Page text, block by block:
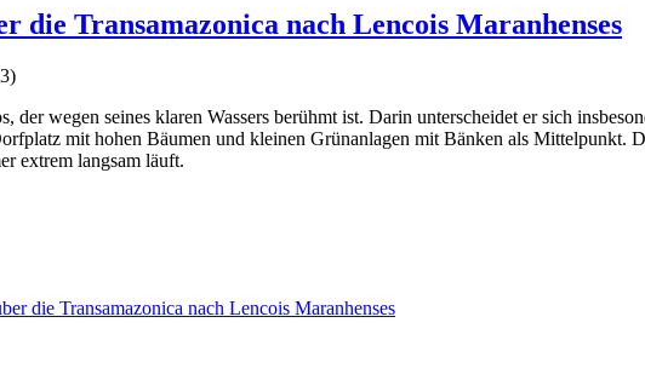
die Transamazonica nach Lencois Maranhenses
der wegen seines klaren Wassers berühmt ist. Darin unterscheidet er sich
mit hohen Bäumen und kleinen Grünanlagen mit Bänken als Mittelpunkt.
extrem langsam läuft.
die Transamazonica nach Lencois Maranhenses